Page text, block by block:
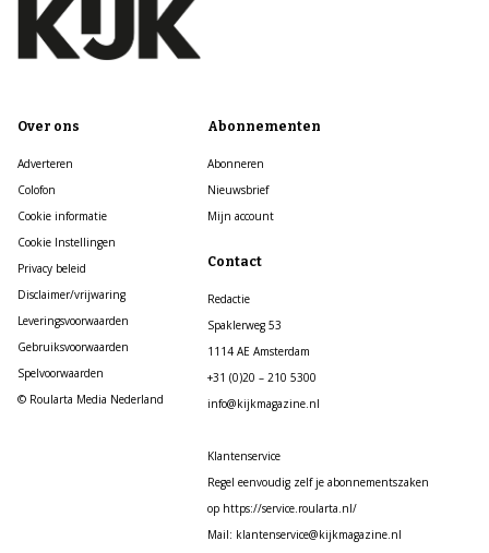
Over ons
Adverteren
Colofon
Cookie informatie
Cookie Instellingen
Privacy beleid
Disclaimer/vrijwaring
Leveringsvoorwaarden
Gebruiksvoorwaarden
Spelvoorwaarden
© Roularta Media Nederland
Abonnementen
Abonneren
Nieuwsbrief
Mijn account
Contact
Redactie
Spaklerweg 53
1114 AE Amsterdam
+31 (0)20 – 210 5300
info@kijkmagazine.nl
Klantenservice
Regel eenvoudig zelf je abonnementszaken
op https://service.roularta.nl/
Mail: klantenservice@kijkmagazine.nl